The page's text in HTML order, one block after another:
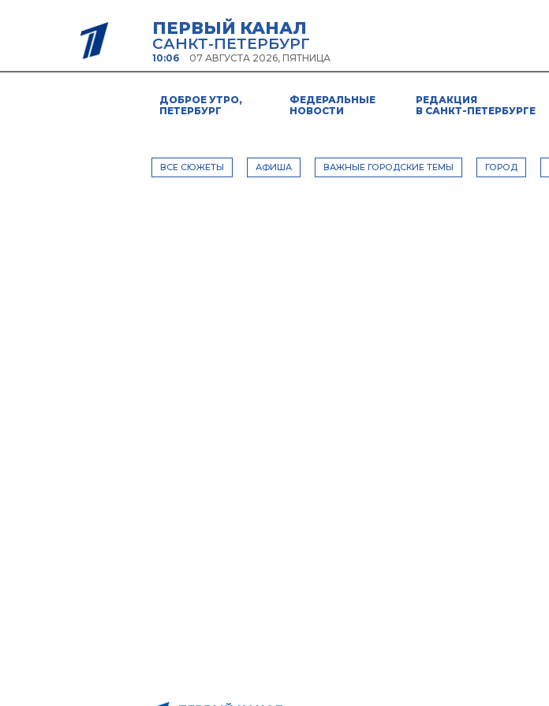
ПЕРВЫЙ КАНАЛ
САНКТ-ПЕТЕРБУРГ
10:06 07 АВГУСТА 2026, ПЯТНИЦА
ДОБРОЕ УТРО,
ПЕТЕРБУРГ
ФЕДЕРАЛЬНЫЕ
НОВОСТИ
РЕДАКЦИЯ
В САНКТ-ПЕТЕРБУРГЕ
ВСЕ СЮЖЕТЫ АФИША ВАЖНЫЕ ГОРОДСКИЕ ТЕМЫ ГОРОД